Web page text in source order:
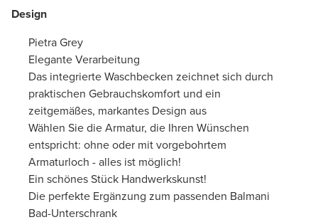
Design
Pietra Grey
Elegante Verarbeitung
Das integrierte Waschbecken zeichnet sich durch
praktischen Gebrauchskomfort und ein
zeitgemäßes, markantes Design aus
Wählen Sie die Armatur, die Ihren Wünschen
entspricht: ohne oder mit vorgebohrtem
Armaturloch - alles ist möglich!
Ein schönes Stück Handwerkskunst!
Die perfekte Ergänzung zum passenden Balmani
Bad-Unterschrank